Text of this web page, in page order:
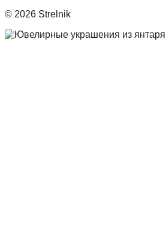
© 2026 Strelnik